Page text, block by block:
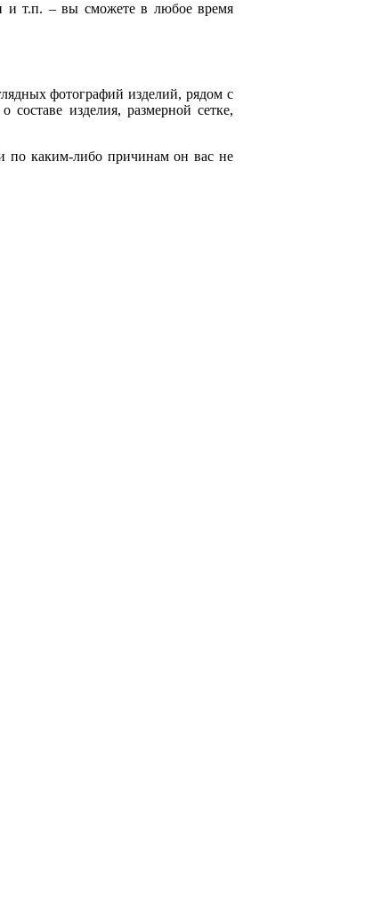
и т.п. – вы сможете в любое время
фотографий изделий, рядом с
изделия, размерной сетке,
по каким-либо причинам он вас не